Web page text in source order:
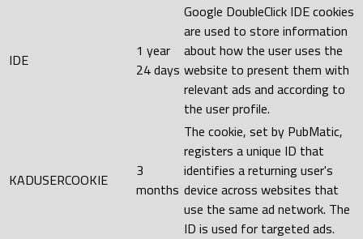
IDE
1 year
24 days
Google DoubleClick IDE cookies
are used to store information
about how the user uses the
website to present them with
relevant ads and according to
the user profile.
KADUSERCOOKIE
3
months
The cookie, set by PubMatic,
registers a unique ID that
identifies a returning user's
device across websites that
use the same ad network. The
ID is used for targeted ads.